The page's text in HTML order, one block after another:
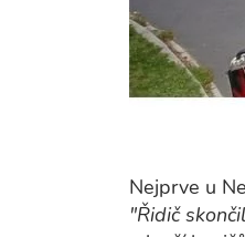
Nejprve u
"Řidič